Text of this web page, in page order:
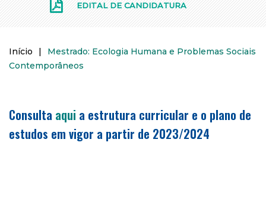
EDITAL DE CANDIDATURA
Início |
Mestrado: Ecologia Humana e Problemas Sociais
Contemporâneos
Consulta aqui a estrutura curricular e o plano de
estudos em vigor a partir de 2023/2024